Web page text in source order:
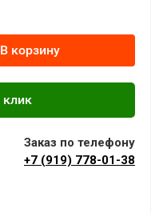
В корзину
Заказ по телефону
+7 (919) 778-01-38